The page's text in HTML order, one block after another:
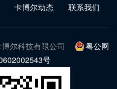
卡博尔动态 联系我们
尔科技有限公司
粤公网
号